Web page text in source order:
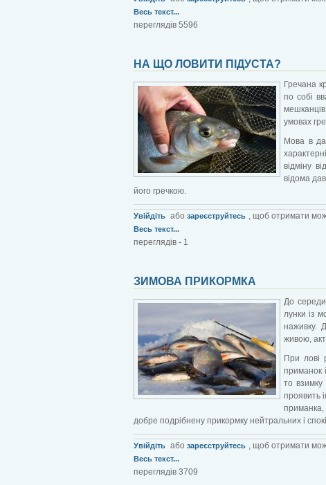
Весь текст...
переглядів 5596
НА ЩО ЛОВИТИ ПІДУСТА?
Гречана
по собі
умовах
Мова в
відміну
відома
його гречкою.
Увійдіть або зареєструйтесь , щоб отримати
Весь текст...
переглядів - 1
ЗИМОВА ПРИКОРМКА
До
лунки із
наживку.
живою,
При лові
приманок
то взимку
проявить
добре подрібнену прикормку нейтральних і
Увійдіть або зареєструйтесь , щоб отримати
Весь текст...
переглядів 3709